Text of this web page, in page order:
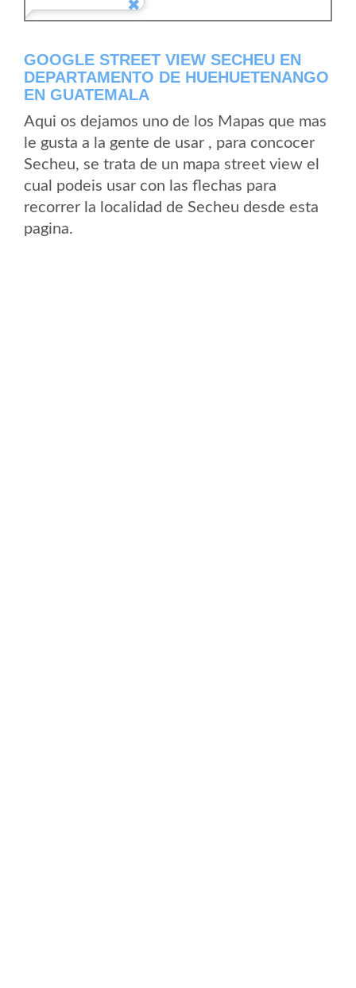
GOOGLE STREET VIEW SECHEU EN
DEPARTAMENTO DE HUEHUETENANGO
EN GUATEMALA
Aqui os dejamos uno de los Mapas que mas
le gusta a la gente de usar , para concocer
Secheu, se trata de un mapa street view el
cual podeis usar con las flechas para
recorrer la localidad de Secheu desde esta
pagina.